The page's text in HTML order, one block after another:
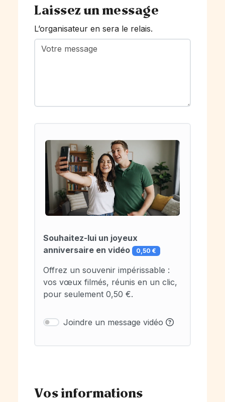
Laissez un message
L’organisateur en sera le relais.
Souhaitez-lui un joyeux
anniversaire en vidéo
0,50 €
Offrez un souvenir impérissable :
vos vœux filmés, réunis en un clic,
pour seulement 0,50 €.
Joindre un message vidéo
Vos informations